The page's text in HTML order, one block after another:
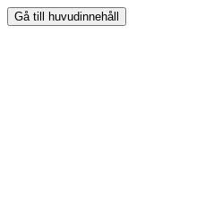
Gå till huvudinnehåll